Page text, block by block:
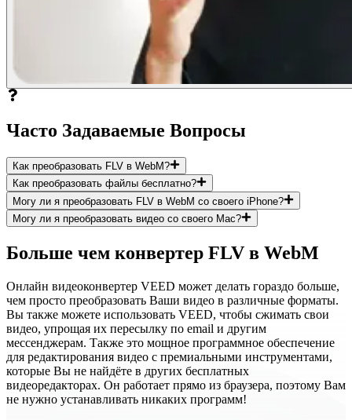
Часто Задаваемые Вопросы
Как преобразовать FLV в WebM?
Как преобразовать файлы бесплатно?
Могу ли я преобразовать FLV в WebM со своего iPhone?
Могу ли я преобразовать видео со своего Mac?
Больше чем конвертер FLV в WebM
Онлайн видеоконвертер VEED может делать гораздо больше,
чем просто преобразовать Ваши видео в различные форматы.
Вы также можете использовать VEED, чтобы сжимать свои
видео, упрощая их пересылку по email и другим
мессенджерам. Также это мощное программное обеспечение
для редактирования видео с премиальными инструментами,
которые Вы не найдёте в других бесплатных
видеоредакторах. Он работает прямо из браузера, поэтому Вам
не нужно устанавливать никаких программ!